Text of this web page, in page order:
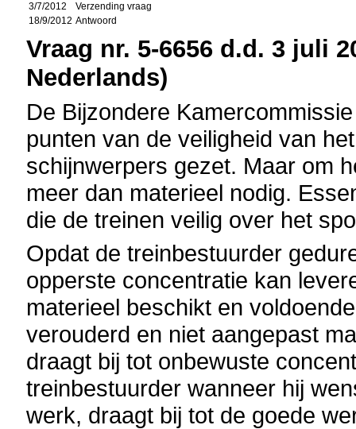
3/7/2012
Verzending vraag
18/9/2012 Antwoord
Vraag nr. 5-6656 d.d. 3 juli
Nederlands)
De Bijzondere
punten van de veiligheid van
schijnwerpers gezet. Maar om
meer dan materieel nodig.
die de treinen veilig over het
Opdat de treinbestuurder
opperste concentratie kan
materieel beschikt en
verouderd en niet aangepast
draagt bij tot onbewuste
treinbestuurder wanneer hij
werk, draagt bij tot de goede